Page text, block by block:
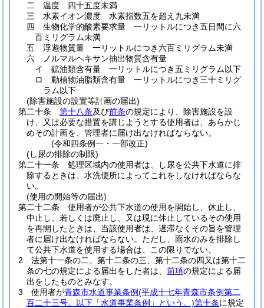
二
温度 四十五度未満
三
水素イオン濃度 水素指数五を超え九未満
四
生物化学的酸素要求量 一リットルにつき五日間に六
百ミリグラム未満
五
浮遊物質量 一リットルにつき六百ミリグラム未満
六
ノルマルヘキサン抽出物質含有量
イ
鉱油類含有量 一リットルにつき五ミリグラム以下
ロ
動植物油脂類含有量 一リットルにつき三十ミリグ
ラム以下
(除害施設の設置等計画の届出)
第二十条
第十八条及び前条の規定により、除害施設を設
け、又は必要な措置を講じようとする使用者は、あらかじ
めその計画を、管理者に届け出なければならない。
(令和四条例一・一部改正)
(し尿の排除の制限)
第二十一条
処理区域内の使用者は、し尿を公共下水道に排
除するときは、水洗便所によってこれをしなければならな
い。
(使用の開始等の届出)
第二十二条
使用者が公共下水道の使用を開始し、休止し、
中止し、若しくは廃止し、又は現に休止しているその使用
を再開したときは、当該使用者は、遅滞なくその旨を管理
者に届け出なければならない。 ただし、雨水のみを排除し
て公共下水道を使用する場合は、この限りでない。
2
法第十一条の二、第十二条の三、第十二条の四又は第十二
条の七の規定による届出をした者は、 前項の規定による届
出をしたものとみなす。
3
使用者が青森市水道事業条例(平成十七年青森市条例第二
百二十三号。以下「水道事業条例」という。)第十条に規定